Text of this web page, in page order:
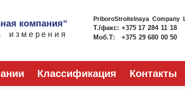
компания"
измерения
PriboroStroitelnaya Company
Т./факс: +375 17 284 11 18
Моб.Т:
+375 29 680 00 50
Классификация Контакты